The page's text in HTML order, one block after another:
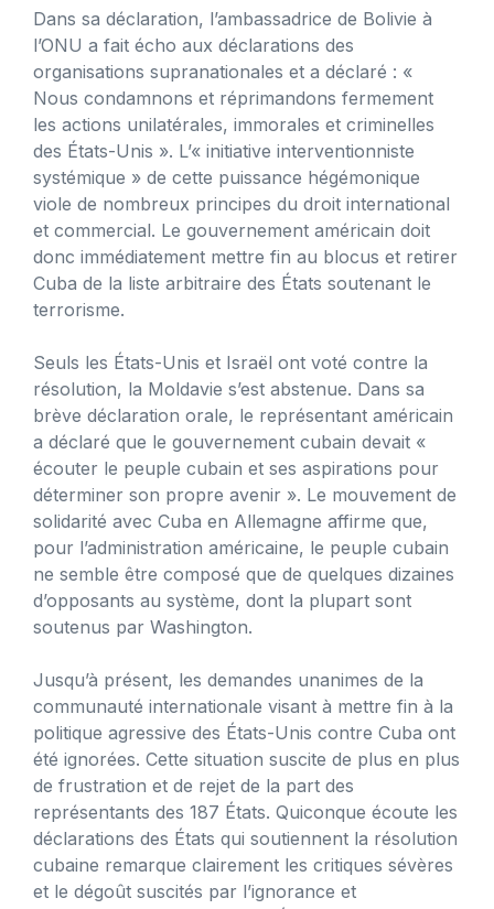
Dans sa déclaration, l’ambassadrice de Bolivie à
l’ONU a fait écho aux déclarations des
organisations supranationales et a déclaré : «
Nous condamnons et réprimandons fermement
les actions unilatérales, immorales et criminelles
des États-Unis ». L’« initiative interventionniste
systémique » de cette puissance hégémonique
viole de nombreux principes du droit international
et commercial. Le gouvernement américain doit
donc immédiatement mettre fin au blocus et retirer
Cuba de la liste arbitraire des États soutenant le
terrorisme.
Seuls les États-Unis et Israël ont voté contre la
résolution, la Moldavie s’est abstenue. Dans sa
brève déclaration orale, le représentant américain
a déclaré que le gouvernement cubain devait «
écouter le peuple cubain et ses aspirations pour
déterminer son propre avenir ». Le mouvement de
solidarité avec Cuba en Allemagne affirme que,
pour l’administration américaine, le peuple cubain
ne semble être composé que de quelques dizaines
d’opposants au système, dont la plupart sont
soutenus par Washington.
Jusqu’à présent, les demandes unanimes de la
communauté internationale visant à mettre fin à la
politique agressive des États-Unis contre Cuba ont
été ignorées. Cette situation suscite de plus en plus
de frustration et de rejet de la part des
représentants des 187 États. Quiconque écoute les
déclarations des États qui soutiennent la résolution
cubaine remarque clairement les critiques sévères
et le dégoût suscités par l’ignorance et